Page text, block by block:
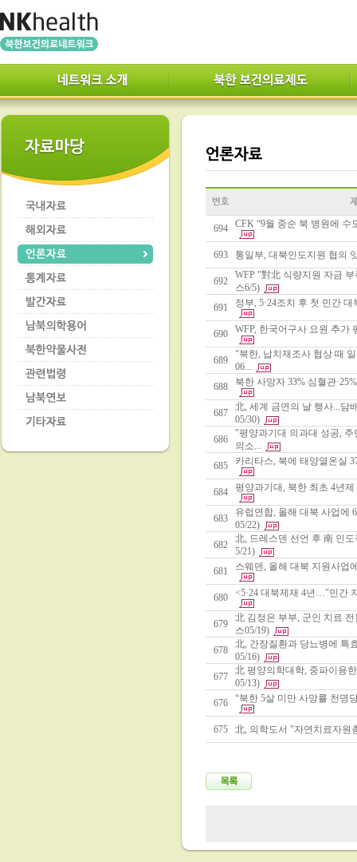
694 CFK “9월 중순 북 병원에 수
693 통일부, 대북인도지원 협의
692
WFP "對北 식량지원 자금
스6/5)
691
정부, 5·24조치 후 첫 민간
690 WFP, 한국어구사 요원 추가
689
"북한, 납치재조사 협상 때
06...
688
북한 사망자 33% 심혈관
687
北, 세계 금연의 날 행사...담
05/30)
686
"평양과기대 의과대 성공,
의소...
685
카리타스, 북에 태양열온실
684 평양과기대, 북한 최초 4년
683
유럽연합, 올해 대북 사업에
05/22)
682
北, 드레스덴 선언 후 南 인
5/21)
681
스웨덴, 올해 대북 지원사업
680 <5·24 대북제재 4년…"민간
679
北 김정은 부부, 군인 치료
스05/19)
678
北, 간장질환과 당뇨병에 특
05/16)
677
北 평양의학대학, 중파이용
05/13)
676
“북한 5살 미만 사망률 천명
675 北, 의학도서 "자연치료자원